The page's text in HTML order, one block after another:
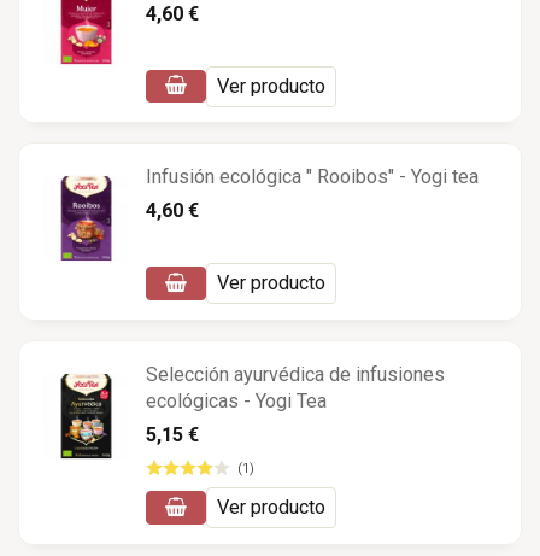
4,60 €
Ver producto
Infusión ecológica " Rooibos" - Yogi tea
4,60 €
Ver producto
Selección ayurvédica de infusiones
ecológicas - Yogi Tea
5,15 €
(1)
Ver producto